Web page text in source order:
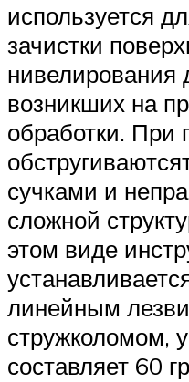
используется
зачистки
нивелирования
возникших на
обработки.
сучками и
сложной
этом виде
линейным
стружколомом,
составляет 60